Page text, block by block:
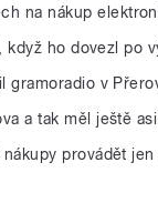
na nákup
ho dovezl po
gramoradio v
a tak měl ještě
provádět